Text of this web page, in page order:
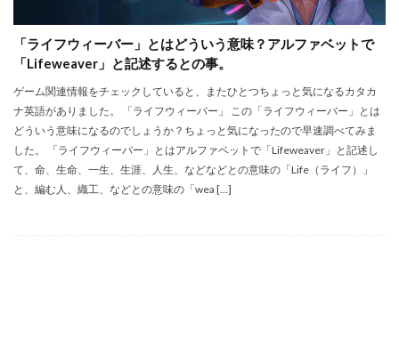
「ライフウィーバー」とはどういう意味？アルファベットで
「Lifeweaver」と記述するとの事。
ゲーム関連情報をチェックしていると、またひとつちょっと気になるカタカ
ナ英語がありました。 「ライフウィーバー」 この「ライフウィーバー」とは
どういう意味になるのでしょうか？ちょっと気になったので早速調べてみま
した。 「ライフウィーバー」とはアルファベットで「Lifeweaver」と記述し
て、命、生命、一生、生涯、人生、などなどとの意味の「Life（ライフ）」
と、編む人、織工、などとの意味の「wea […]